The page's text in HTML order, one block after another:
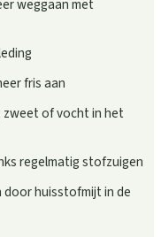
weggaan met
fris aan
zweet of vocht in het
regelmatig stofzuigen
door huisstofmijt in de